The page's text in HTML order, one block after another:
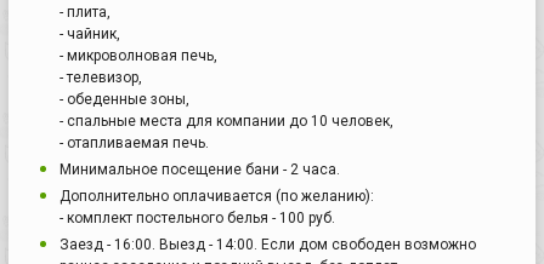
- плита,
- чайник,
- микроволновая печь,
- телевизор,
- обеденные зоны,
- спальные места для компании до 10 человек,
- отапливаемая печь.
Минимальное посещение бани - 2 часа.
Дополнительно оплачивается (по желанию):
- комплект постельного белья - 100 руб.
Заезд - 16:00. Выезд - 14:00. Если дом свободен возможно